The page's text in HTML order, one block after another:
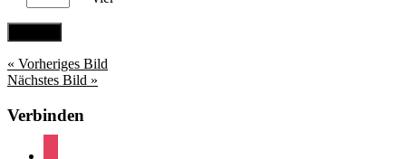
« Vorheriges Bild
Nächstes Bild »
Verbinden